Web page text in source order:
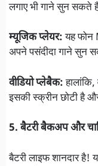
लगाए भी गाने सुन सकते
म्यूजिक प्लेयर:यह फोन
अपने पसंदीदा गाने सुन
वीडियो प्लेबैक:
इसकी स्क्रीन छोटी है
5. बैटरी बैकअप और
बैटरी लाइफ शानदार है!